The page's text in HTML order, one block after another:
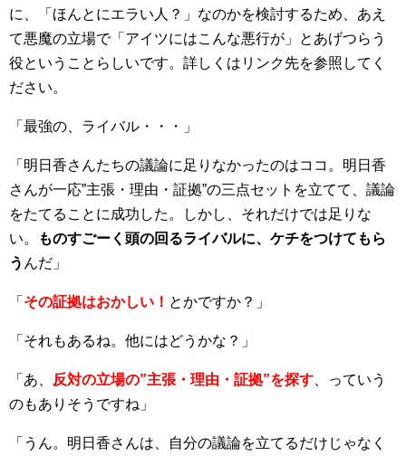
に、「ほんとにエラい人？」なのかを検討するため、あえ
て悪魔の立場で「アイツにはこんな悪行が」とあげつらう
役ということらしいです。詳しくはリンク先を参照してく
ださい。
「最強の、ライバル・・・」
「明日香さんたちの議論に足りなかったのはココ。明日香
さんが一応”主張・理由・証拠”の三点セットを立てて、議論
をたてることに成功した。しかし、それだけでは足りな
い。
ものすごーく頭の回るライバルに、ケチをつけてもら
う んだ」
「 その証拠はおかしい！ とかですか？」
「それもあるね。他にはどうかな？」
「あ、 反対の立場の”主張・理由・証拠”を探す 、っていう
のもありそうですね」
「うん。明日香さんは、自分の議論を立てるだけじゃなく